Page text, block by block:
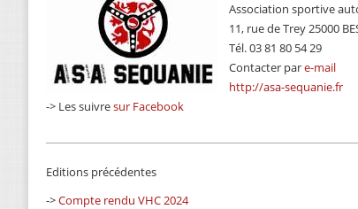
Association sportive
11, rue de Trey 25000
Tél. 03 81 80 54 29
Contacter pare-mail
http://asa-sequanie.fr
-> Les suivresur Facebook
Editions précédentes
->Compte rendu VHC 2024